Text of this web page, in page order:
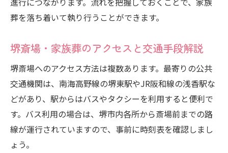
葬を落ち着いて執り行うことができます。
堺斎場・家族葬のアクセスと交通手段解説
堺斎場へのアクセス方法は複数あります。最寄りの公共
交通機関は、南海高野線の堺東駅やJR阪和線の浅香駅な
どがあり、駅からはバスやタクシーを利用すると便利で
す。バス利用の場合は、堺市内各所から斎場前までの路
線が運行されていますので、事前に時刻表を確認しまし
ょう。